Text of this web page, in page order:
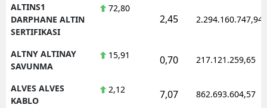
ALTINS1
DARPHANE ALTIN
SERTIFIKASI
72,80
2,45 2.294.160.747,94
ALTNY ALTINAY
SAVUNMA
15,91 0,70 217.121.259,65
ALVES ALVES
KABLO
2,12 7,07 862.693.604,57